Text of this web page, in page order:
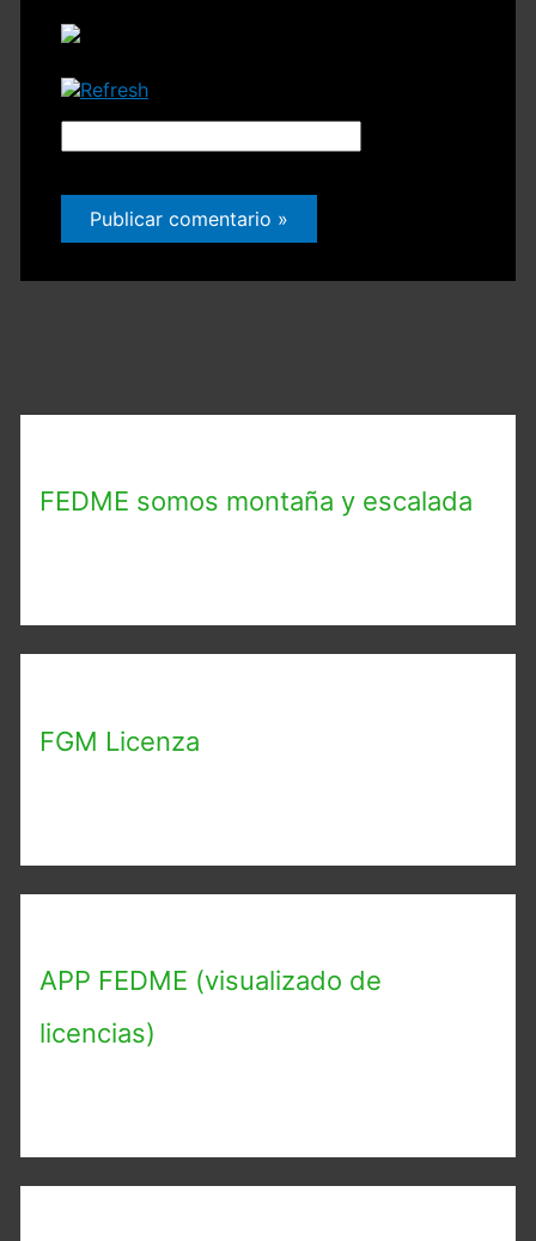
FEDME somos montaña y escalada
FGM Licenza
APP FEDME (visualizado de
licencias)